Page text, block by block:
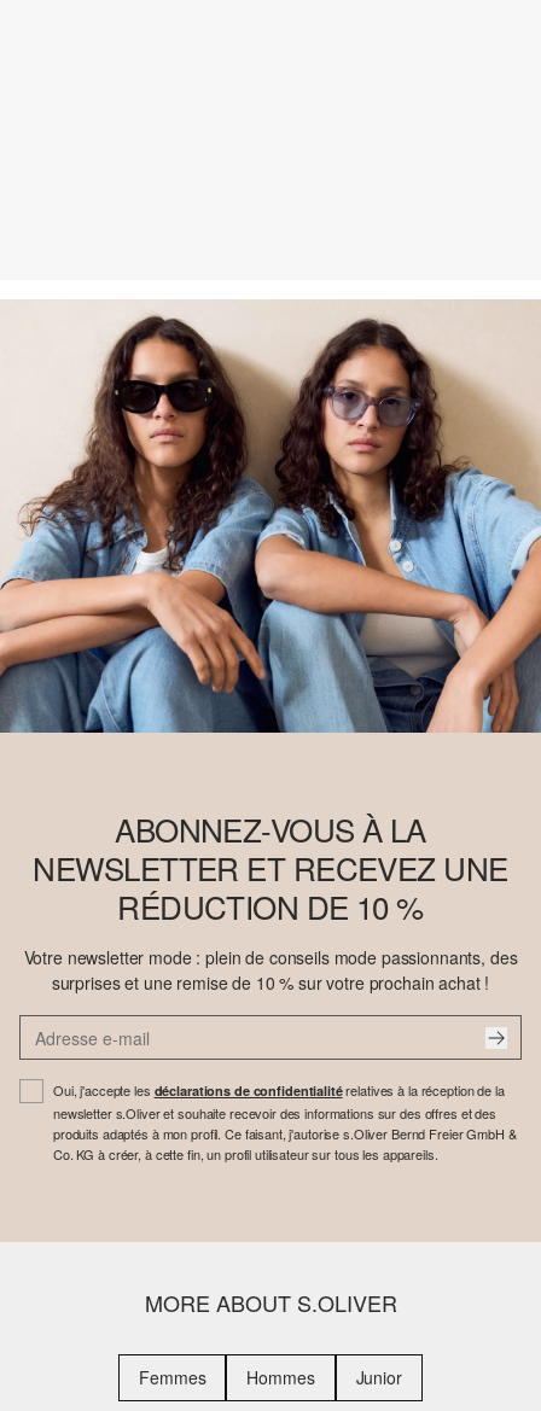
ABONNEZ-VOUS À LA
NEWSLETTER ET RECEVEZ UNE
RÉDUCTION DE 10 %
Votre newsletter mode : plein de conseils mode passionnants, des
surprises et une remise de 10 % sur votre prochain achat !
Oui, j'accepte les déclarations de confidentialitérelatives à la réception de la
newsletter s.Oliver et souhaite recevoir des informations sur des offres et des
produits adaptés à mon profil. Ce faisant, j'autorise s.Oliver Bernd Freier GmbH &
Co. KG à créer, à cette fin, un profil utilisateur sur tous les appareils.
MORE ABOUT S.OLIVER
Femmes Hommes Junior